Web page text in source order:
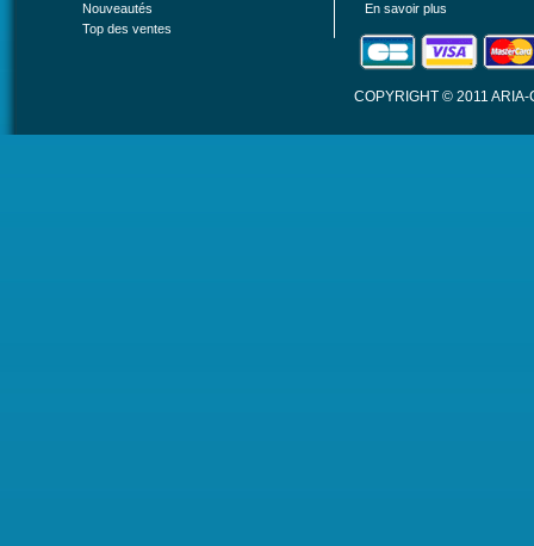
Nouveautés
Top des ventes
En savoir plus
COPYRIGHT © 2011